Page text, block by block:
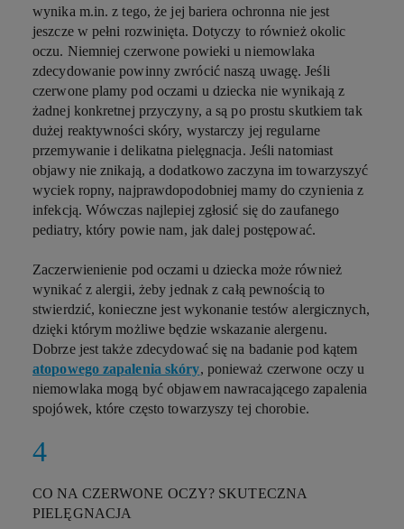
wynika m.in. z tego, że jej bariera ochronna nie jest
jeszcze w pełni rozwinięta. Dotyczy to również okolic
oczu. Niemniej czerwone powieki u niemowlaka
zdecydowanie powinny zwrócić naszą uwagę. Jeśli
czerwone plamy pod oczami u dziecka nie wynikają z
żadnej konkretnej przyczyny, a są po prostu skutkiem tak
dużej reaktywności skóry, wystarczy jej regularne
przemywanie i delikatna pielęgnacja. Jeśli natomiast
objawy nie znikają, a dodatkowo zaczyna im towarzyszyć
wyciek ropny, najprawdopodobniej mamy do czynienia z
infekcją. Wówczas najlepiej zgłosić się do zaufanego
pediatry, który powie nam, jak dalej postępować.
Zaczerwienienie pod oczami u dziecka może również
wynikać z alergii, żeby jednak z całą pewnością to
stwierdzić, konieczne jest wykonanie testów alergicznych,
dzięki którym możliwe będzie wskazanie alergenu.
Dobrze jest także zdecydować się na badanie pod kątem
atopowego zapalenia skóry, ponieważ czerwone oczy u
niemowlaka mogą być objawem nawracającego zapalenia
spojówek, które często towarzyszy tej chorobie.
CO NA CZERWONE OCZY? SKUTECZNA
PIELĘGNACJA